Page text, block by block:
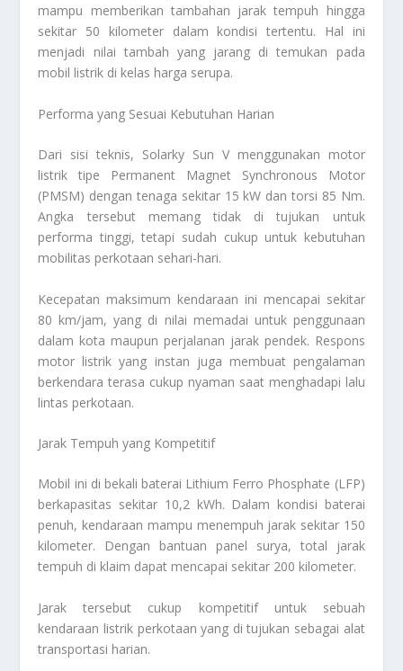
mampu memberikan tambahan jarak tempuh hingga
sekitar 50 kilometer dalam kondisi tertentu. Hal ini
menjadi nilai tambah yang jarang di temukan pada
mobil listrik di kelas harga serupa.
Performa yang Sesuai Kebutuhan Harian
Dari sisi teknis, Solarky Sun V menggunakan motor
listrik tipe Permanent Magnet Synchronous Motor
(PMSM) dengan tenaga sekitar 15 kW dan torsi 85 Nm.
Angka tersebut memang tidak di tujukan untuk
performa tinggi, tetapi sudah cukup untuk kebutuhan
mobilitas perkotaan sehari-hari.
Kecepatan maksimum kendaraan ini mencapai sekitar
80 km/jam, yang di nilai memadai untuk penggunaan
dalam kota maupun perjalanan jarak pendek. Respons
motor listrik yang instan juga membuat pengalaman
berkendara terasa cukup nyaman saat menghadapi lalu
lintas perkotaan.
Jarak Tempuh yang Kompetitif
Mobil ini di bekali baterai Lithium Ferro Phosphate (LFP)
berkapasitas sekitar 10,2 kWh. Dalam kondisi baterai
penuh, kendaraan mampu menempuh jarak sekitar 150
kilometer. Dengan bantuan panel surya, total jarak
tempuh di klaim dapat mencapai sekitar 200 kilometer.
Jarak tersebut cukup kompetitif untuk sebuah
kendaraan listrik perkotaan yang di tujukan sebagai alat
transportasi harian.